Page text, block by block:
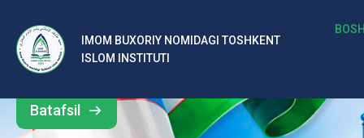
IMOM BUXORIY NOMIDAGI TOSHKENT
ISLOM INSTITUTI
b
al
ar
Barcha
yangiliklar
Batafsil